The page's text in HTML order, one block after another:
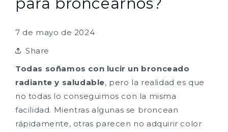
7 de mayo de 2024
Share
Todas soñamos con lucir un bronceado
radiante y saludable, pero la realidad es que
no todas lo conseguimos con la misma
facilidad. Mientras algunas se broncean
rápidamente, otras parecen no adquirir color